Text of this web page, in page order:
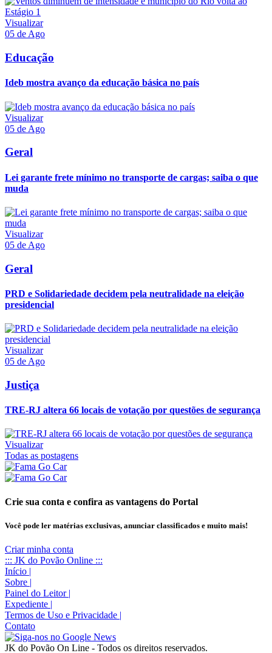
Visualizar
05 de Ago
Educação
Ideb mostra avanço da educação básica no país
Visualizar
05 de Ago
Geral
Lei garante frete mínimo no transporte de cargas; saiba o que
muda
Visualizar
05 de Ago
Geral
PRD e Solidariedade decidem pela neutralidade na eleição
presidencial
Visualizar
05 de Ago
Justiça
TRE-RJ altera 66 locais de votação por questões de segurança
Visualizar
Todas as postagens
Crie sua conta e confira as vantagens do Portal
Você pode ler matérias exclusivas, anunciar classificados e muito mais!
Criar minha conta
::: JK do Povão Online :::
Início |
Sobre |
Painel do Leitor |
Expediente |
Termos de Uso e Privacidade |
Contato
JK do Povão On Line - Todos os direitos reservados.